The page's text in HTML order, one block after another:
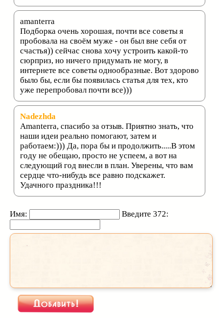
amanterra
Подборка очень хорошая, почти все советы я
пробовала на своём муже - он был вне себя от
счастья)) сейчас снова хочу устроить какой-то
сюрприз, но ничего придумать не могу, в
интернете все советы однообразные. Вот здорово
было бы, если бы появилась статья для тех, кто
уже перепробовал почти все)))
Nadezhda
Amanterra, спасибо за отзыв. Приятно знать, что
наши идеи реально помогают, затем и
работаем:))) Да, пора бы и продолжить.....В этом
году не обещаю, просто не успеем, а вот на
следующий год внесли в план. Уверены, что вам
сердце что-нибудь все равно подскажет.
Удачного праздника!!!
Имя: Введите 372: